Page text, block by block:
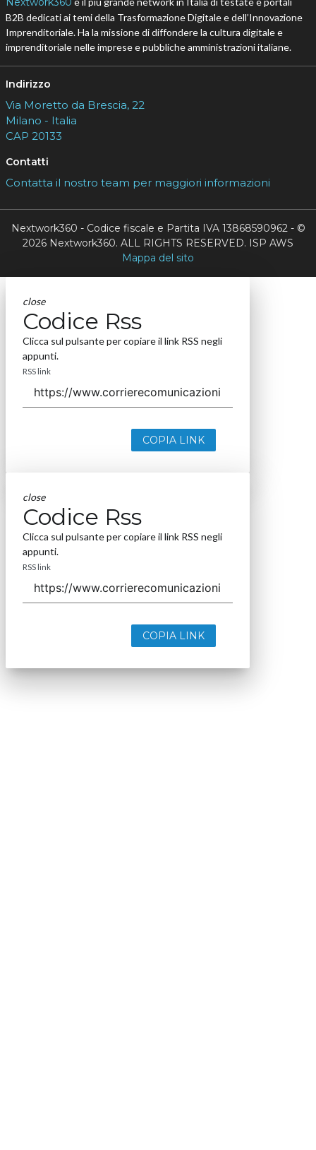
B2B dedicati ai temi della Trasformazione Digitale e dell’Innovazione
Imprenditoriale. Ha la missione di diffondere la cultura digitale e
imprenditoriale nelle imprese e pubbliche amministrazioni italiane.
Indirizzo
Via Moretto da Brescia, 22
Milano - Italia
CAP 20133
Contatti
Contatta il nostro team per maggiori informazioni
Nextwork360 - Codice fiscale e Partita IVA 13868590962 - ©
2026 Nextwork360. ALL RIGHTS RESERVED. ISP AWS
Mappa del sito
close
Codice Rss
Clicca sul pulsante per copiare il link RSS negli
appunti.
RSS link
COPIA LINK
close
Codice Rss
Clicca sul pulsante per copiare il link RSS negli
appunti.
RSS link
COPIA LINK